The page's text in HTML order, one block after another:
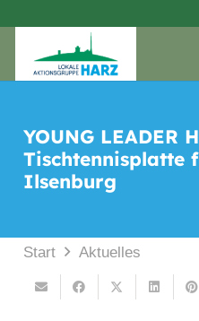
YOUNG LEADER
Tischtennisplatte
Ilsenburg
Start Aktuelles